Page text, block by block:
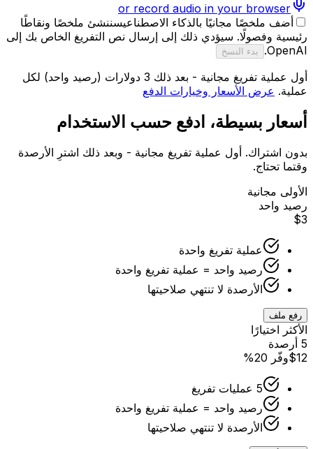
or record audio in your browser
أضف ملخصًا مجانيًا بالذكاء الاصطناعيسننشئ ملخصًا ونقاطًا
رئيسية وفصولًا. سيؤدي ذلك إلى إرسال نص التفريغ الخاص بك إلى
OpenAI.
بدء النسخ
أول عملية تفريغ مجانية - بعد ذلك 3 دولارات (رصيد واحد) لكل
عملية. عرض الأسعار وخيارات الدفع
أسعار بسيطة، ادفع حسب الاستخدام
بدون اشتراك. أول عملية تفريغ مجانية - وبعد ذلك اشترِ الأرصدة
وقتما تحتاج.
الأولى مجانية
رصيد واحد
$3
عملية تفريغ واحدة
رصيد واحد = عملية تفريغ واحدة
الأرصدة لا تنتهي صلاحيتها
رفع ملف
الأكثر اختيارًا
5 أرصدة
$12وفّر 20%
5 عمليات تفريغ
رصيد واحد = عملية تفريغ واحدة
الأرصدة لا تنتهي صلاحيتها